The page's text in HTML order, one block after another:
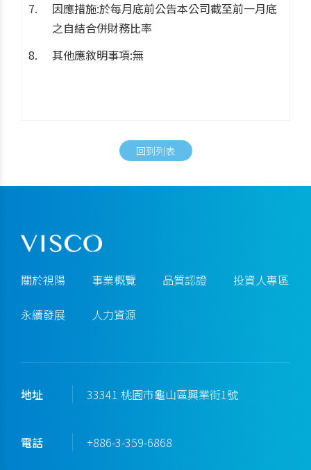
因應措施:於每月底前公告本公司截至前一月底
之自結合併財務比率
其他應敘明事項:無
回到列表
關於視陽 事業概覽 品質認證 投資人專區
永續發展 人力資源
地址 33341 桃園市龜山區興業街1號
電話 +886-3-359-6868